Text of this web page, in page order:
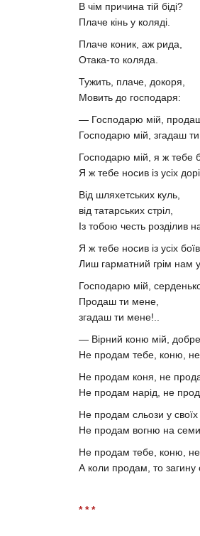
В чім причина тій біді?
Плаче кінь у коляді.
Плаче коник, аж рида,
Отака-то коляда.
Тужить, плаче, докоря,
Мовить до господаря:
— Господарю мій,
Господарю мій, згадаш
Господарю мій, я ж тебе
Я ж тебе носив із усіх
Від шляхетських куль,
від татарських стріл,
Із тобою честь розділив
Я ж тебе носив із усіх
Лиш гарматний грім нам
Господарю мій,
Продаш ти мене,
згадаш ти мене!..
— Вірний коню мій,
Не продам тебе, коню,
Не продам коня, не
Не продам нарід, не
Не продам сльози у
Не продам вогню на семи
Не продам тебе, коню,
А коли продам, то загину
* * *